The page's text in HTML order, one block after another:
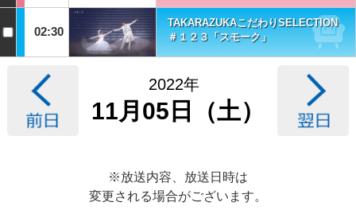
02:30
TAKARAZUKAこだわりSELECTION
＃１２３「スモーク」
2022年
11月05日（土）
※放送内容、放送日時は
変更される場合がございます。